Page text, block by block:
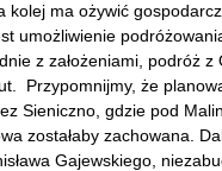
kolej ma ożywić
umożliwienie
z założeniami, podróż z
Przypomnijmy, że
Sieniczno, gdzie pod
zostałaby zachowana.
Gajewskiego,